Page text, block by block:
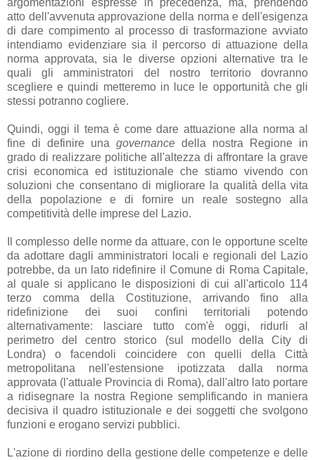
argomentazioni espresse in precedenza, ma, prendendo
atto dell'avvenuta approvazione della norma e dell'esigenza
di dare compimento al processo di trasformazione avviato
intendiamo evidenziare sia il percorso di attuazione della
norma approvata, sia le diverse opzioni alternative tra le
quali gli amministratori del nostro territorio dovranno
scegliere e quindi metteremo in luce le opportunità che gli
stessi potranno cogliere.
Quindi, oggi il tema è come dare attuazione alla norma al
fine di definire una governance della nostra Regione in
grado di realizzare politiche all'altezza di affrontare la grave
crisi economica ed istituzionale che stiamo vivendo con
soluzioni che consentano di migliorare la qualità della vita
della popolazione e di fornire un reale sostegno alla
competitività delle imprese del Lazio.
Il complesso delle norme da attuare, con le opportune scelte
da adottare dagli amministratori locali e regionali del Lazio
potrebbe, da un lato ridefinire il Comune di Roma Capitale,
al quale si applicano le disposizioni di cui all'articolo 114
terzo comma della Costituzione, arrivando fino alla
ridefinizione dei suoi confini territoriali potendo
alternativamente: lasciare tutto com'è oggi, ridurli al
perimetro del centro storico (sul modello della City di
Londra) o facendoli coincidere con quelli della Città
metropolitana nell'estensione ipotizzata dalla norma
approvata (l'attuale Provincia di Roma), dall'altro lato portare
a ridisegnare la nostra Regione semplificando in maniera
decisiva il quadro istituzionale e dei soggetti che svolgono
funzioni e erogano servizi pubblici.
L'azione di riordino della gestione delle competenze e delle